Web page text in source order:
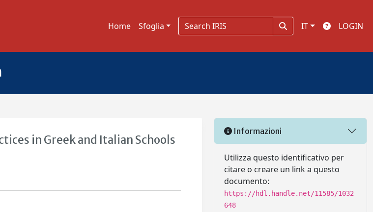
Home Sfoglia IT LOGIN
in Greek and Italian Schools
Informazioni
Utilizza questo identificativo per
citare o creare un link a questo
documento:
https://hdl.handle.net/11585/1032
648